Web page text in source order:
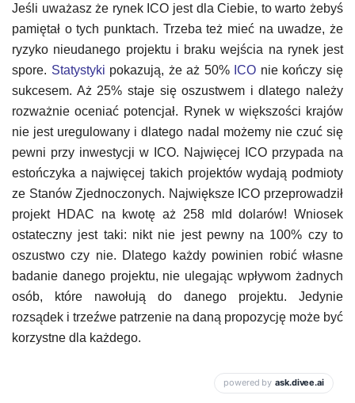
Jeśli uważasz że rynek ICO jest dla Ciebie, to warto żebyś
pamiętał o tych punktach. Trzeba też mieć na uwadze, że
ryzyko nieudanego projektu i braku wejścia na rynek jest
spore. Statystyki pokazują, że aż 50% ICO nie kończy się
sukcesem. Aż 25% staje się oszustwem i dlatego należy
rozważnie oceniać potencjał. Rynek w większości krajów
nie jest uregulowany i dlatego nadal możemy nie czuć się
pewni przy inwestycji w ICO. Najwięcej ICO przypada na
estończyka a najwięcej takich projektów wydają podmioty
ze Stanów Zjednoczonych. Największe ICO przeprowadził
projekt HDAC na kwotę aż 258 mld dolarów! Wniosek
ostateczny jest taki: nikt nie jest pewny na 100% czy to
oszustwo czy nie. Dlatego każdy powinien robić własne
badanie danego projektu, nie ulegając wpływom żadnych
osób, które nawołują do danego projektu. Jedynie
rozsądek i trzeźwe patrzenie na daną propozycję może być
korzystne dla każdego.